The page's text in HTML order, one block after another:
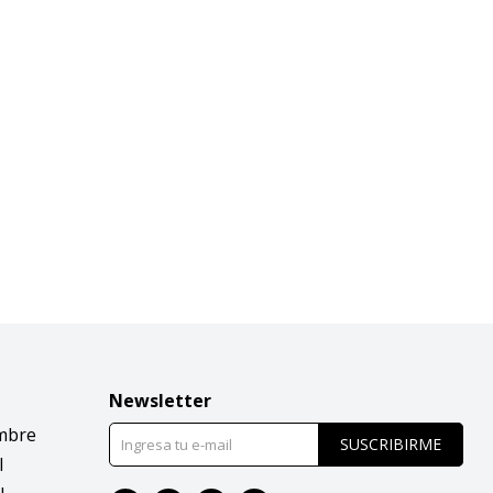
Newsletter
SUSCRIBIRME